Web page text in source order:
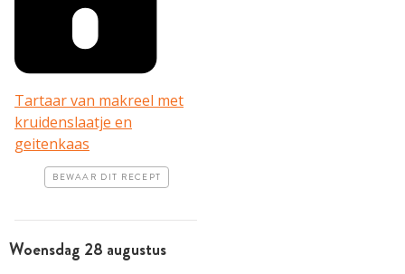
Tartaar van makreel met
kruidenslaatje en
geitenkaas
BEWAAR DIT RECEPT
Woensdag 28 augustus